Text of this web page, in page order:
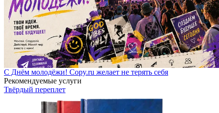
С Днём молодёжи! Copy.ru желает не терять себя
Рекомендуемые услуги
Твёрдый переплет